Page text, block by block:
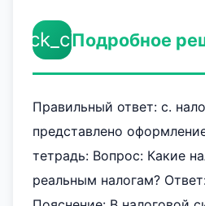
Подробное
Правильный ответ: c.
представлено
тетрадь: Вопрос: Какие
реальным налогам?